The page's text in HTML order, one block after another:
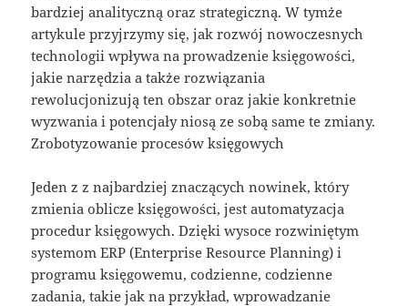
bardziej analityczną oraz strategiczną. W tymże
artykule przyjrzymy się, jak rozwój nowoczesnych
technologii wpływa na prowadzenie księgowości,
jakie narzędzia a także rozwiązania
rewolucjonizują ten obszar oraz jakie konkretnie
wyzwania i potencjały niosą ze sobą same te zmiany.
Zrobotyzowanie procesów księgowych
Jeden z z najbardziej znaczących nowinek, który
zmienia oblicze księgowości, jest automatyzacja
procedur księgowych. Dzięki wysoce rozwiniętym
systemom ERP (Enterprise Resource Planning) i
programu księgowemu, codzienne, codzienne
zadania, takie jak na przykład, wprowadzanie